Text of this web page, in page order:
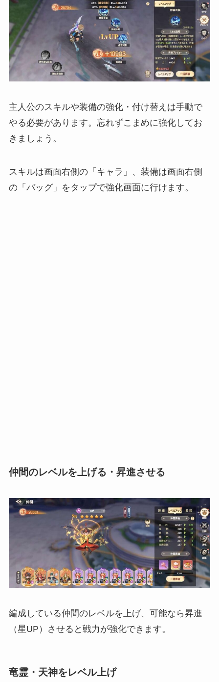
主人公のスキルや装備の強化・付け替えは手動で
やる必要があります。忘れずこまめに強化してお
きましょう。
スキルは画面右側の「キャラ」、装備は画面右側
の「バッグ」をタップで強化画面に行けます。
仲間のレベルを上げる・昇進させる
編成している仲間のレベルを上げ、可能なら昇進
（星UP）させると戦力が強化できます。
竜霊・天神をレベル上げ